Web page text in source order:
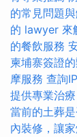
的常見問題
的 lawyer 來
的餐飲服務
柬埔寨簽證
摩服務 查詢
提供專業治療
當前的土葬
內裝修，讓